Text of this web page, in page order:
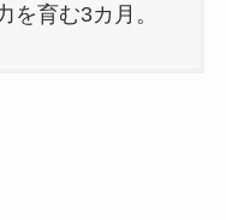
を育む3カ月。